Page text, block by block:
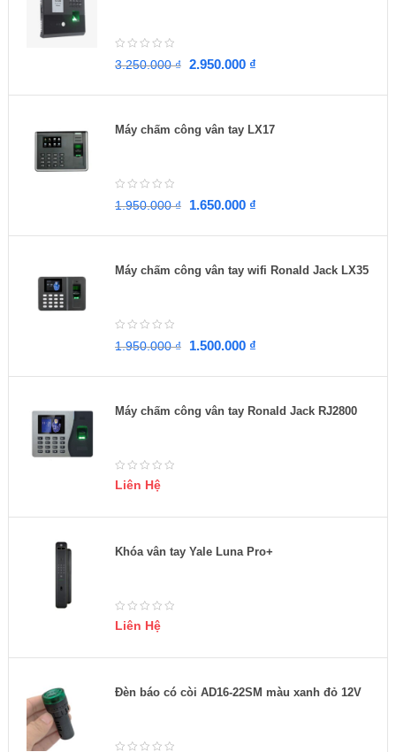
3.250.000₫ 2.950.000 ₫
Máy chấm công vân tay LX17
1.950.000₫ 1.650.000 ₫
Máy chấm công vân tay wifi Ronald Jack LX35
1.950.000₫ 1.500.000 ₫
Máy chấm công vân tay Ronald Jack RJ2800
Liên Hệ
Khóa vân tay Yale Luna Pro+
Liên Hệ
Đèn báo có còi AD16-22SM màu xanh đỏ 12V